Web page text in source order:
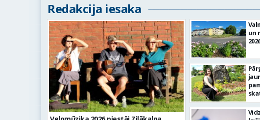
Redakcija iesaka
un